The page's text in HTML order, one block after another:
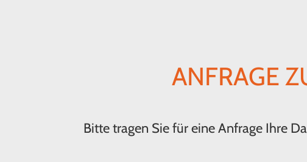
ANFRAGE
Bitte tragen Sie für eine Anfrage Ihre